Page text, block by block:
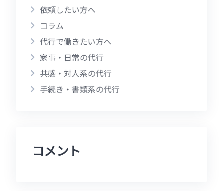
依頼したい方へ
コラム
代行で働きたい方へ
家事・日常の代行
共感・対人系の代行
手続き・書類系の代行
コメント